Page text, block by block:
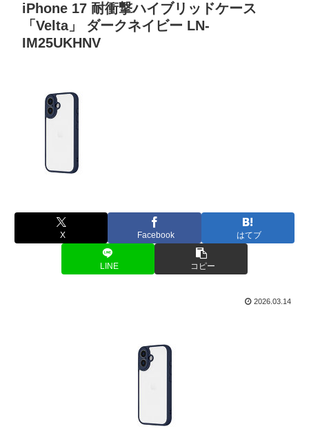
iPhone 17 耐衝撃ハイブリッドケース
「Velta」 ダークネイビー LN-
IM25UKHNV
X Facebook はてブ
LINE コピー
2026.03.14